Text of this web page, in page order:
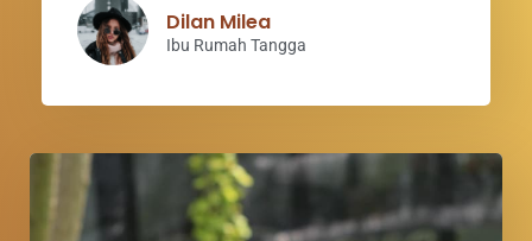
Dilan Milea
Ibu Rumah Tangga